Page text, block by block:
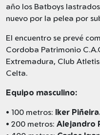
año los Batboys
nuevo por la pelea por
El encuentro se prevé
Cordoba Patrimonio
Extremadura, Club
Celta.
Equipo masculino:
• 100 metros: Iker
• 200 metros: Alejandro